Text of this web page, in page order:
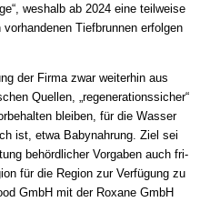
wes­halb ab 2024 eine teil­wei­se
Tief­brun­nen er­fol­gen
der Firma zwar wei­ter­hin aus
Quel­len, „re­ge­ne­ra­tions­si­cher“
blei­ben, für die Wasser
ist, etwa Baby­nah­rung. Ziel sei
be­hörd­li­cher Vor­ga­ben auch fri­
für die Region zur Ver­fü­gung zu
GmbH mit der Roxane GmbH